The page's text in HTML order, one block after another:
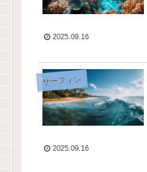
2025.09.16
サーフィン
2025.09.16